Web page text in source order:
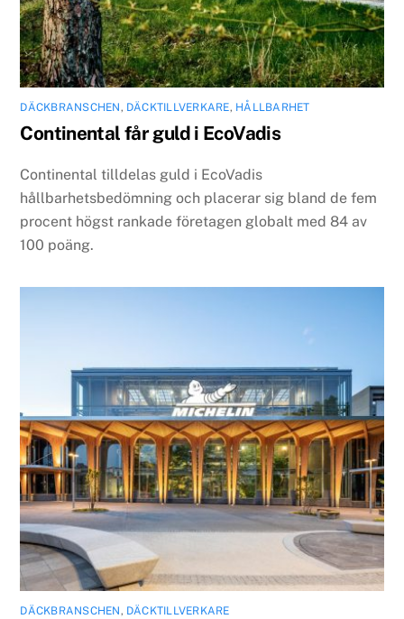
DÄCKBRANSCHEN, DÄCKTILLVERKARE, HÅLLBARHET
Continental får guld i EcoVadis
Continental tilldelas guld i EcoVadis
hållbarhetsbedömning och placerar sig bland de fem
procent högst rankade företagen globalt med 84 av
100 poäng.
DÄCKBRANSCHEN, DÄCKTILLVERKARE